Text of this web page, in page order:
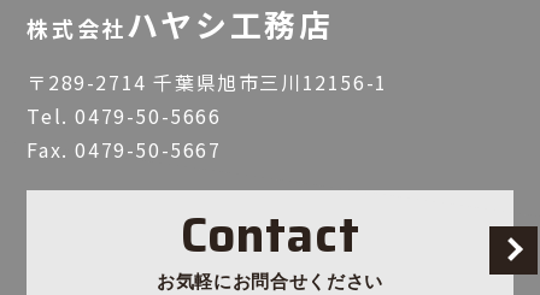
株式会社ハヤシ工務店
〒289-2714 千葉県旭市三川12156-1
Tel.0479-50-5666
Fax. 0479-50-5667
Contact
お気軽にお問合せください